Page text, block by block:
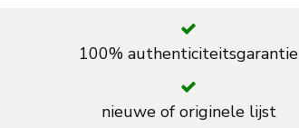
100% authenticiteitsgarantie
nieuwe of originele lijst